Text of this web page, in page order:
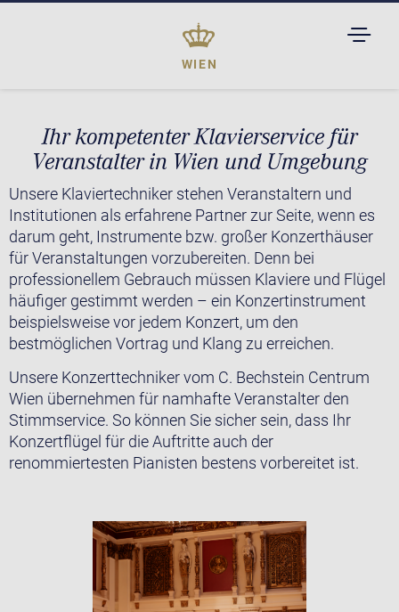
WIEN
Ihr kompetenter Klavierservice für
Veranstalter in Wien und Umgebung
Unsere Klaviertechniker stehen Veranstaltern und
Institutionen als erfahrene Partner zur Seite, wenn es
darum geht, Instrumente bzw. großer Konzerthäuser
für Veranstaltungen vorzubereiten. Denn bei
professionellem Gebrauch müssen Klaviere und Flügel
häufiger gestimmt werden – ein Konzertinstrument
beispielsweise vor jedem Konzert, um den
bestmöglichen Vortrag und Klang zu erreichen.
Unsere Konzerttechniker vom C. Bechstein Centrum
Wien übernehmen für namhafte Veranstalter den
Stimmservice. So können Sie sicher sein, dass Ihr
Konzertflügel für die Auftritte auch der
renommiertesten Pianisten bestens vorbereitet ist.